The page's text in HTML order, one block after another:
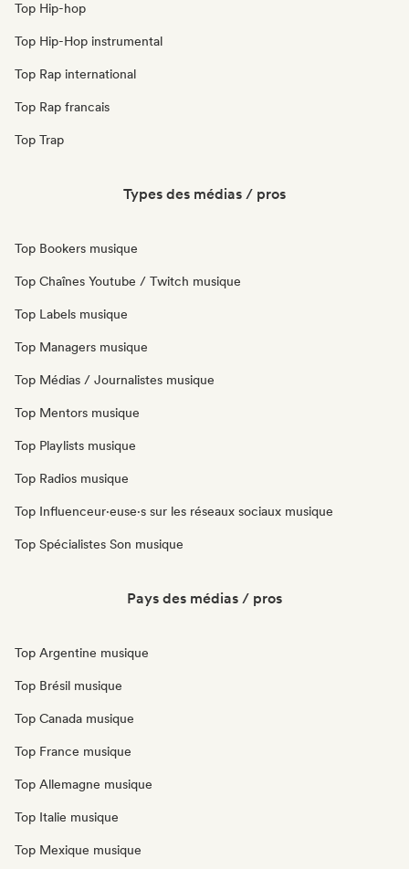
Top Hip-hop
Top Hip-Hop instrumental
Top Rap international
Top Rap francais
Top Trap
Types des médias / pros
Top Bookers musique
Top Chaînes Youtube / Twitch musique
Top Labels musique
Top Managers musique
Top Médias / Journalistes musique
Top Mentors musique
Top Playlists musique
Top Radios musique
Top Influenceur·euse·s sur les réseaux sociaux musique
Top Spécialistes Son musique
Pays des médias / pros
Top Argentine musique
Top Brésil musique
Top Canada musique
Top France musique
Top Allemagne musique
Top Italie musique
Top Mexique musique